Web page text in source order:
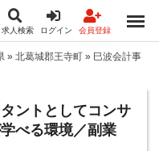
求人検索 ログイン 会員登録
» 北葛城郡王寺町 » 巳波会計事
ントとしてコンサ
べる環境／副業